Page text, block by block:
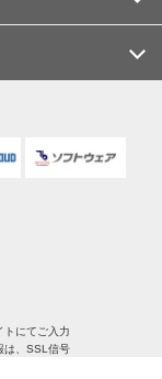
トにてご入力
は、SSL信号